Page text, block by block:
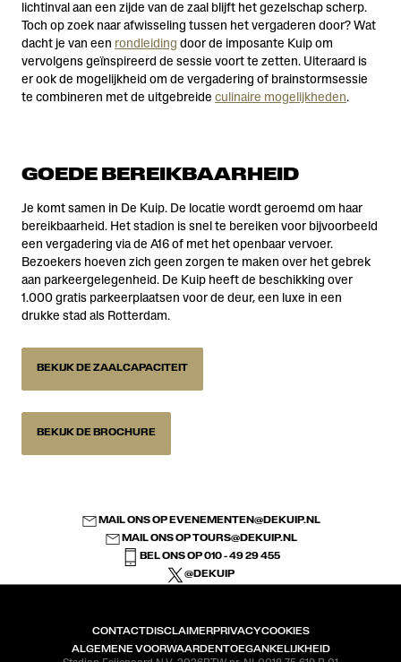
lichtinval aan een zijde van de zaal blijft het gezelschap scherp.
Toch op zoek naar afwisseling tussen het vergaderen door? Wat
dacht je van een rondleiding door de imposante Kuip om
vervolgens geïnspireerd de sessie voort te zetten. Uiteraard is
er ook de mogelijkheid om de vergadering of brainstormsessie
te combineren met de uitgebreide culinaire mogelijkheden.
GOEDE BEREIKBAARHEID
Je komt samen in De Kuip. De locatie wordt geroemd om haar
bereikbaarheid. Het stadion is snel te bereiken voor bijvoorbeeld
een vergadering via de A16 of met het openbaar vervoer.
Bezoekers hoeven zich geen zorgen te maken over het gebrek
aan parkeergelegenheid. De Kuip heeft de beschikking over
1.000 gratis parkeerplaatsen voor de deur, een luxe in een
drukke stad als Rotterdam.
BEKIJK DE ZAALCAPACITEIT
BEKIJK DE BROCHURE
MAIL ONS OP EVENEMENTEN@DEKUIP.NL
MAIL ONS OPTOURS@DEKUIP.NL
BEL ONS OP 010 - 49 29 455
@DEKUIP
CONTACTDISCLAIMERPRIVACYCOOKIES
ALGEMENE VOORWAARDENTOEGANKELIJKHEID